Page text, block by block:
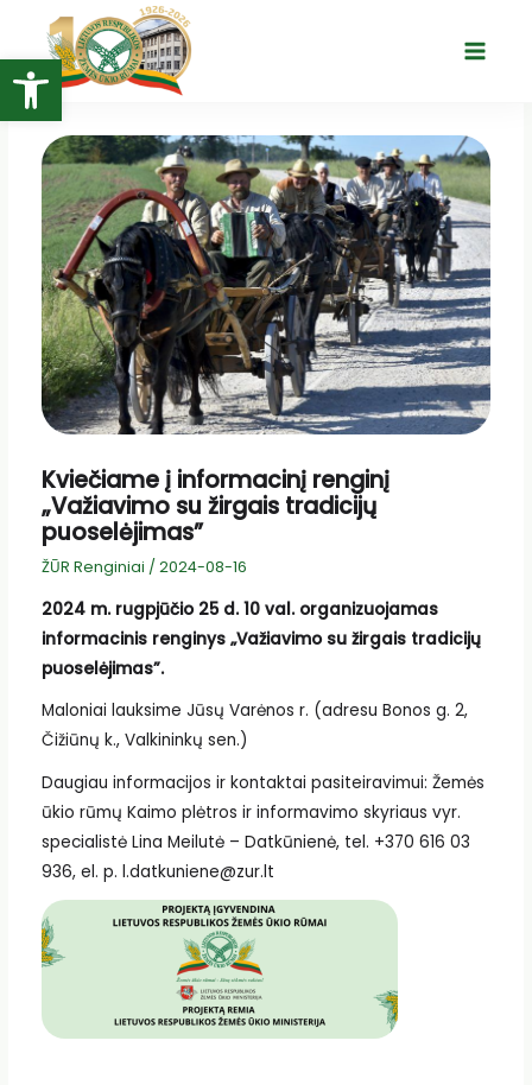
Open toolbar
turinio
Main
Kviečiame į informacinį renginį
„Važiavimo su žirgais tradicijų
puoselėjimas”
ŽŪR Renginiai / 2024-08-16
2024 m. rugpjūčio 25 d. 10 val. organizuojamas
informacinis renginys „Važiavimo su žirgais tradicijų
puoselėjimas”.
Maloniai lauksime Jūsų Varėnos r. (adresu Bonos g. 2,
Čižiūnų k., Valkininkų sen.)
Daugiau informacijos ir kontaktai pasiteiravimui: Žemės
ūkio rūmų Kaimo plėtros ir informavimo skyriaus vyr.
specialistė Lina Meilutė – Datkūnienė, tel. +370 616 03
936, el. p. l.datkuniene@zur.lt